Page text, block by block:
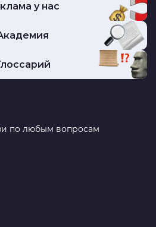
у нас
по любым вопросам